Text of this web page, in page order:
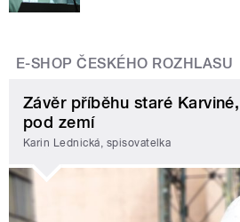
E-SHOP ČESKÉHO ROZHLASU
Závěr příběhu staré
pod zemí
Karin Lednická, spisovatelka